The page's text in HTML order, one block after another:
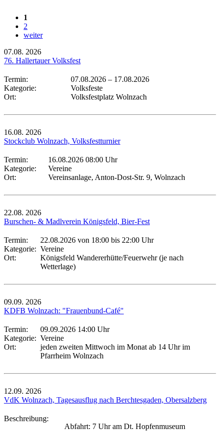
1
2
weiter
07.08. 2026
76. Hallertauer Volksfest
Termin: 07.08.2026 – 17.08.2026
Kategorie:
Volksfeste
Ort:
Volksfestplatz Wolnzach
16.08. 2026
Stockclub Wolnzach, Volksfestturnier
Termin:
16.08.2026 08:00 Uhr
Kategorie:
Vereine
Ort:
Vereinsanlage, Anton-Dost-Str. 9, Wolnzach
22.08. 2026
Burschen- & Madlverein Königsfeld, Bier-Fest
Termin: 22.08.2026 von 18:00 bis 22:00 Uhr
Kategorie: Vereine
Ort:
Königsfeld Wandererhütte/Feuerwehr (je nach
Wetterlage)
09.09. 2026
KDFB Wolnzach: "Frauenbund-Café"
Termin:
09.09.2026 14:00 Uhr
Kategorie: Vereine
Ort:
jeden zweiten Mittwoch im Monat ab 14 Uhr im
Pfarrheim Wolnzach
12.09. 2026
VdK Wolnzach, Tagesausflug nach Berchtesgaden, Obersalzberg
Beschreibung:
Abfahrt: 7 Uhr am Dt. Hopfenmuseum